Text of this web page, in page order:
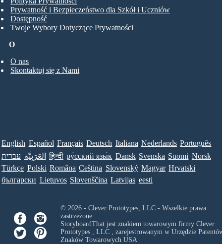
O
O nas
Skontaktuj się z Nami
Prywatność i Bezpieczeństwo dla Szkół i Uczniów
Dostępność
Twoje Wybory Dotyczące Prywatności
English Español Français Deutsch Italiana Nederlands Português
עברית العَرَبِيَّة हिन्दी ру́сский язы́к Dansk Svenska Suomi Norsk
Türkçe Polski Româna Ceština Slovenský Magyar Hrvatski
български Lietuvos Slovenščina Latvijas eesti
© 2026 - Clever Prototypes, LLC - Wszelkie prawa
zastrzeżone.
StoryboardThat jest znakiem towarowym firmy Clever
Prototypes , LLC, zarejestrowanym w Urzędzie
Znaków Towarowych USA